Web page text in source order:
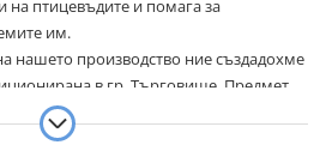
на птицевъдите и помага за
им.
нашето производство ние създадохме
в гр. Търговище. Предмет
на месни, месо-зеленчукови и
и стъклени опаковки под